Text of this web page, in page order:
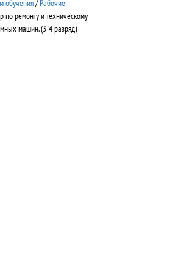
обучения/Рабочие
по ремонту и техническому
машин. (3-4 разряд)